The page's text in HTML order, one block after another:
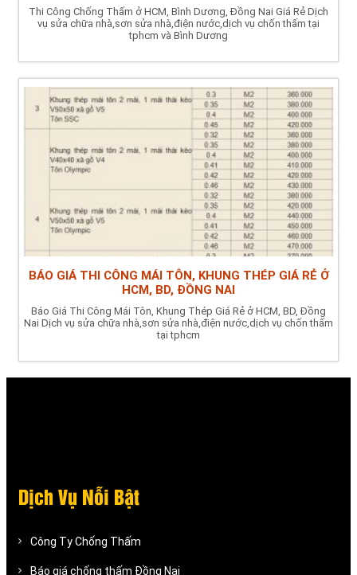
Thi Công Chống Thấm ở HCM, Bình Dương, Đồng Nai Giá Rẻ Dịch
vụ sửa chữa nhà,sơn sửa nhà,điện nước,dịch vụ chốn thấm tại
tphcm và Bình Dương
BÁO GIÁ THI CÔNG MÁI TÔN, KHUNG THÉP GIÁ RẺ Ở
HCM, BD, ĐỒNG NAI
Báo Giá Thi Công Mái Tôn, Khung Thép Giá Rẻ ở HCM, BD, Đồng
Nai Dịch vụ sửa chữa nhà,sơn sửa nhà,điện nước,dịch vụ chốn thấm
tại tphcm
Dịch Vụ Nỗi Bật
Công Ty Chống Thấm
Báo giá chống thấm Đồng Nai